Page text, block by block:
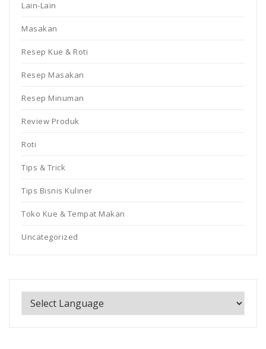
Lain-Lain
Masakan
Resep Kue & Roti
Resep Masakan
Resep Minuman
Review Produk
Roti
Tips & Trick
Tips Bisnis Kuliner
Toko Kue & Tempat Makan
Uncategorized